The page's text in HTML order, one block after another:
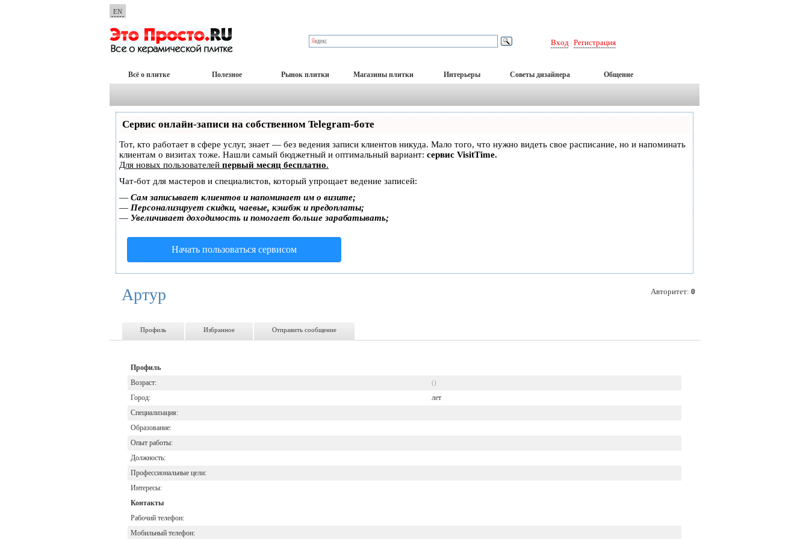
EN
Вход Регистрация
Всё о плитке Полезное Рынок плитки Магазины плитки Интерьеры Советы дизайнера Общение
Сервис онлайн-записи на собственном Telegram-боте
Тот, кто работает в сфере услуг, знает — без ведения записи клиентов никуда. Мало того, что нужно видеть свое расписание, но и напоминать
клиентам о визитах тоже. Нашли самый бюджетный и оптимальный вариант: сервис VisitTime.
Для новых пользователей первый месяц бесплатно.
Чат-бот для мастеров и специалистов, который упрощает ведение записей:
— Сам записывает клиентов и напоминает им о визите;
— Персонализирует скидки, чаевые, кэшбэк и предоплаты;
— Увеличивает доходимость и помогает больше зарабатывать;
Начать пользоваться сервисом
Авторитет: 0
Артур
Профиль Избранное Отправить сообщение
Профиль
Возраст:
()
Город:
лет
Специализация:
Образование:
Опыт работы:
Должность:
Профессиональные цели:
Интересы:
Контакты
Рабочий телефон:
Мобильный телефон: